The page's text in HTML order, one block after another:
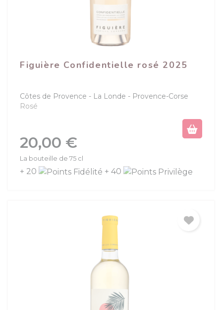
Figuière Confidentielle rosé 2025
Côtes de Provence - La Londe
Provence-Corse
Rosé
Prix
20,00 €
La bouteille de 75 cl
+ 20 + 40